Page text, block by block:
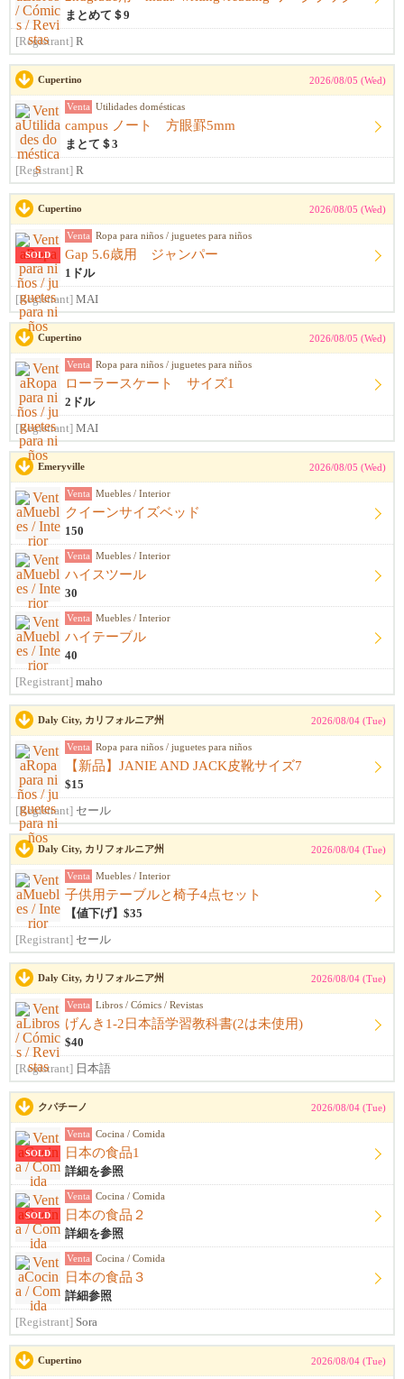
まとめて＄9
[Registrant] R
Cupertino 2026/08/05 (Wed)
Venta Utilidades domésticas
campus ノート 方眼罫5mm
まとて＄3
[Registrant] R
Cupertino 2026/08/05 (Wed)
SOLD
Venta Ropa para niños / juguetes para niños
Gap 5.6歳用 ジャンパー
1ドル
[Registrant] MAI
Cupertino 2026/08/05 (Wed)
Venta Ropa para niños / juguetes para niños
ローラースケート サイズ1
2ドル
[Registrant] MAI
Emeryville 2026/08/05 (Wed)
Venta Muebles / Interior
クイーンサイズベッド
150
Venta Muebles / Interior
ハイスツール
30
Venta Muebles / Interior
ハイテーブル
40
[Registrant] maho
Daly City, カリフォルニア州 2026/08/04 (Tue)
Venta Ropa para niños / juguetes para niños
【新品】JANIE AND JACK皮靴サイズ7
$15
[Registrant] セール
Daly City, カリフォルニア州 2026/08/04 (Tue)
Venta Muebles / Interior
子供用テーブルと椅子4点セット
【値下げ】$35
[Registrant] セール
Daly City, カリフォルニア州 2026/08/04 (Tue)
Venta Libros / Cómics / Revistas
げんき1-2日本語学習教科書(2は未使用)
$40
[Registrant] 日本語
クパチーノ 2026/08/04 (Tue)
SOLD
Venta Cocina / Comida
日本の食品1
詳細を参照
SOLD
Venta Cocina / Comida
日本の食品２
詳細を参照
Venta Cocina / Comida
日本の食品３
詳細参照
[Registrant] Sora
Cupertino 2026/08/04 (Tue)